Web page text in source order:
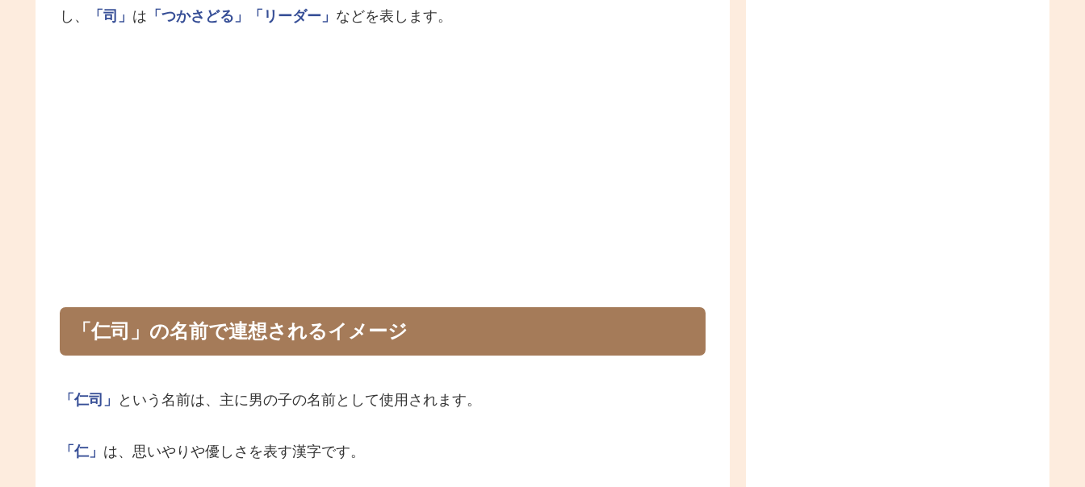
し、
「司」 は 「つかさどる」 「リーダー」 などを表します。
「仁司」の名前で連想されるイメージ
「仁司」 という名前は、主に男の子の名前として使用されます。
「仁」 は、思いやりや優しさを表す漢字です。